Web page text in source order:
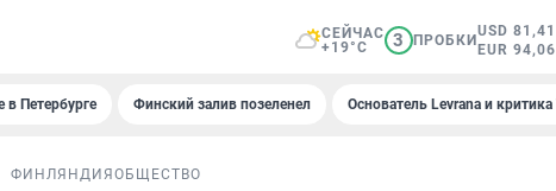
СЕЙЧАС
+19°C
3 ПРОБКИ
USD 81,41
EUR 94,06
в Петербурге Финский залив позеленел Основатель Levrana и
ФИНЛЯНДИЯ ОБЩЕСТВО